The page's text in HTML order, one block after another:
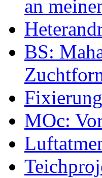
an
BS:
MOc: